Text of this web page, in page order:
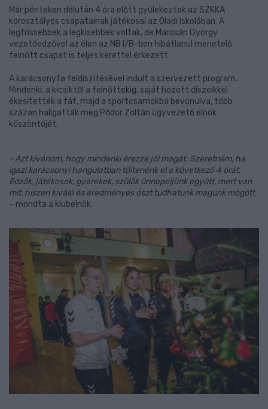
Már pénteken délután 4 óra előtt gyülekeztek az SZKKA
korosztályos csapatainak játékosai az Oladi Iskolában. A
legfrissebbek a legkisebbek voltak, de Marosán György
vezetőedzővel az élen az NB I/B-ben hibátlanul menetelő
felnőtt csapat is teljes kerettel érkezett.
A karácsonyfa feldíszítésével indult a szervezett program.
Mindenki, a kicsiktől a felnőttekig, saját hozott díszeikkel
ékesítették a fát, majd a sportcsarnokba bevonulva, több
százan hallgatták meg Pődör Zoltán ügyvezető elnök
köszöntőjét.
- Azt kívánom, hogy mindenki érezze jól magát. Szeretném, ha
igazi karácsonyi hangulatban töltenénk el a következő 4 órát.
Edzők, játékosok, gyerekek, szülők ünnepeljünk együtt, mert van
mit, hiszen kiváló és eredményes őszt tudhatunk magunk mögött
– mondta a klubelnök.